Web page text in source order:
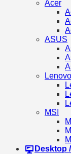
Acer
ASUS
Lenovo
MSI
Desktop